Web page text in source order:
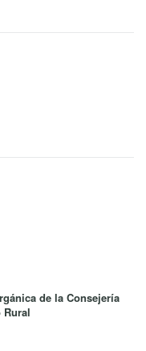
de la Consejería
Rural